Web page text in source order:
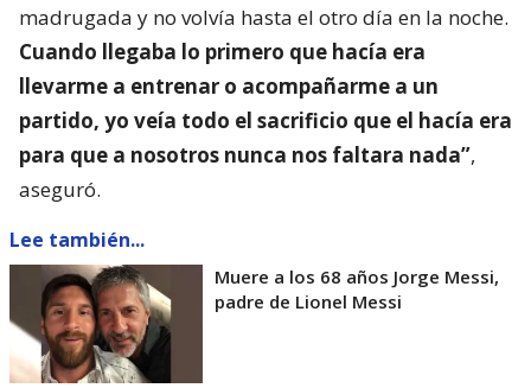
madrugada y no volvía hasta el otro día en la noche.
Cuando llegaba lo primero que hacía era
llevarme a entrenar o acompañarme a un
partido, yo veía todo el sacrificio que el hacía era
para que a nosotros nunca nos faltara nada”,
aseguró.
Lee también...
Muere a los 68 años Jorge Messi,
padre de Lionel Messi